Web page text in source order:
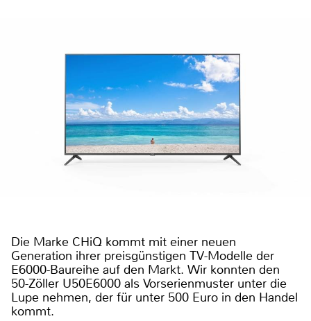
Die Marke CHiQ kommt mit einer neuen
Generation ihrer preisgünstigen TV-Modelle der
E6000-Baureihe auf den Markt. Wir konnten den
50-Zöller U50E6000 als Vorserienmuster unter die
Lupe nehmen, der für unter 500 Euro in den Handel
kommt.